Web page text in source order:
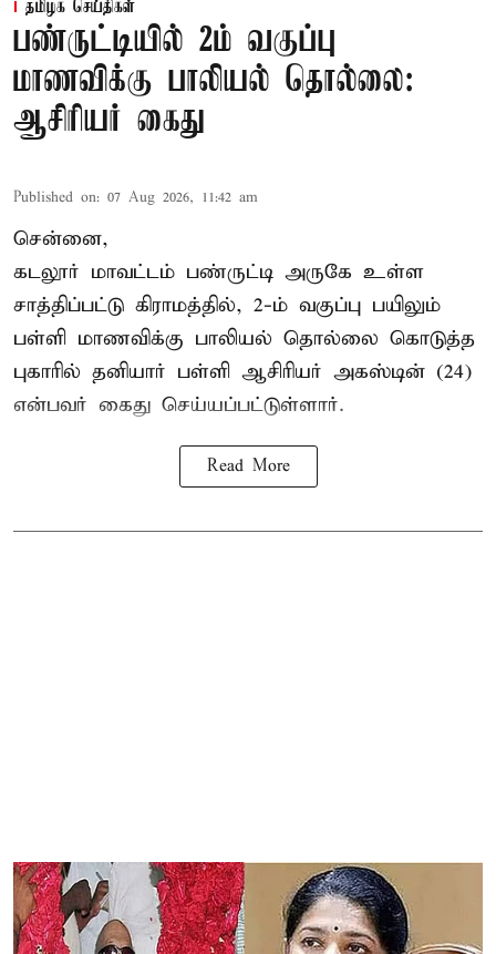
தமிழக செய்திகள்
பண்ருட்டியில் 2ம் வகுப்பு
மாணவிக்கு பாலியல் தொல்லை:
ஆசிரியர் கைது
Published on: 07 Aug 2026, 11:42 am
சென்னை,
கடலூர் மாவட்டம் பண்ருட்டி அருகே உள்ள
சாத்திப்பட்டு கிராமத்தில், 2-ம் வகுப்பு பயிலும்
பள்ளி மாணவிக்கு பாலியல் தொல்லை கொடுத்த
புகாரில் தனியார் பள்ளி ஆசிரியர் அகஸ்டின் (24)
என்பவர் கைது செய்யப்பட்டுள்ளார்.
Read More